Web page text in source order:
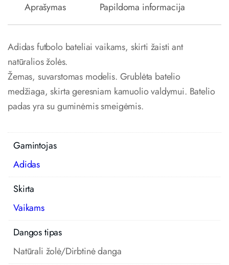
Aprašymas Papildoma informacija
Adidas futbolo bateliai vaikams, skirti žaisti ant
natūralios žolės.
Žemas, suvarstomas modelis. Grublėta batelio
medžiaga, skirta geresniam kamuolio valdymui. Batelio
padas yra su guminėmis smeigėmis.
Gamintojas
Adidas
Skirta
Vaikams
Dangos tipas
Natūrali žolė/Dirbtinė danga